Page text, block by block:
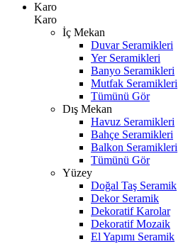
Karo
Karo
İç Mekan
Duvar Seramikleri
Yer Seramikleri
Banyo Seramikleri
Mutfak Seramikleri
Tümünü Gör
Dış Mekan
Havuz Seramikleri
Bahçe Seramikleri
Balkon Seramikleri
Tümünü Gör
Yüzey
Doğal Taş Seramik
Dekor Seramik
Dekoratif Karolar
Dekoratif Mozaik
El Yapımı Seramik